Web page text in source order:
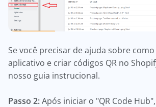
Se você precisar de ajuda sobre
aplicativo e criar códigos QR no
nosso guia instrucional.
Passo 2:Após iniciar o "QR Code